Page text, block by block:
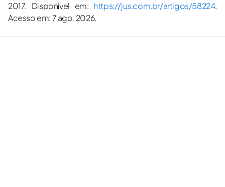
2017. Disponível em: https://jus.com.br/artigos/58224.
Acesso em: 7 ago. 2026.